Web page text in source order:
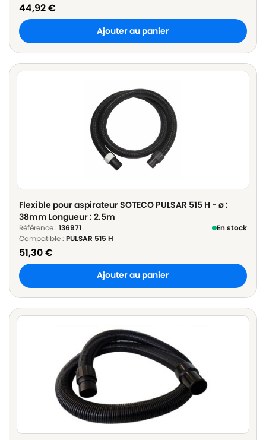
44,92€
Ajouter au panier
Flexible pour aspirateur SOTECO PULSAR 515 H - ø :
38mm Longueur : 2.5m
Référence : 136971
En stock
Compatible : PULSAR 515 H
51,30€
Ajouter au panier